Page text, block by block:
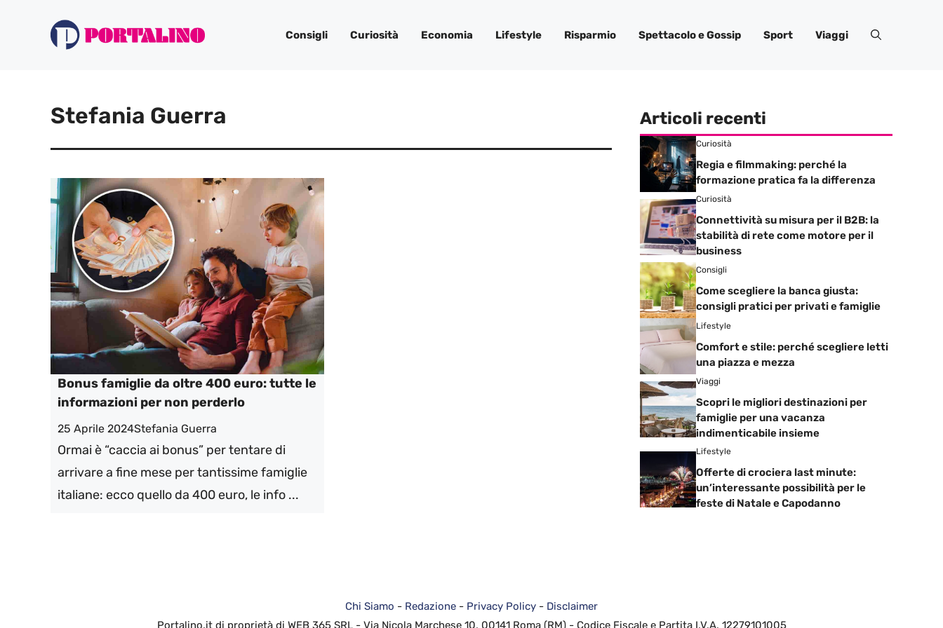
Consigli Curiosità Economia Lifestyle Risparmio Spettacolo e Gossip Sport Viaggi
Stefania Guerra
Bonus famiglie da oltre 400 euro: tutte le
informazioni per non perderlo
25 Aprile 2024Stefania Guerra
Ormai è “caccia ai bonus” per tentare di
arrivare a fine mese per tantissime famiglie
italiane: ecco quello da 400 euro, le info ...
Articoli recenti
Curiosità
Regia e filmmaking: perché la
formazione pratica fa la differenza
Curiosità
Connettività su misura per il B2B: la
stabilità di rete come motore per il
business
Consigli
Come scegliere la banca giusta:
consigli pratici per privati e famiglie
Lifestyle
Comfort e stile: perché scegliere letti
una piazza e mezza
Viaggi
Scopri le migliori destinazioni per
famiglie per una vacanza
indimenticabile insieme
Lifestyle
Offerte di crociera last minute:
un’interessante possibilità per le
feste di Natale e Capodanno
Chi Siamo - Redazione - Privacy Policy - Disclaimer
Portalino.it di proprietà di WEB 365 SRL - Via Nicola Marchese 10, 00141 Roma (RM) - Codice Fiscale e Partita I.V.A. 12279101005